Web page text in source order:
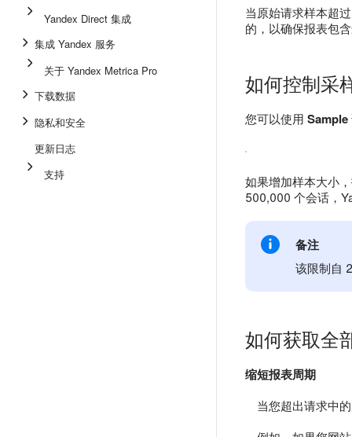
Yandex Direct 集成
集成 Yandex 服务
关于 Yandex Metrica Pro
下载数据
隐私和安全
更新日志
支持
当原始请求样本超
的，以确保报表包
如何控制采
您可以使用 Sample
如果增加样本大小
500,000 个会话，
备注
该限制自
如何获取全
缩短报表周期
当您超出请求中